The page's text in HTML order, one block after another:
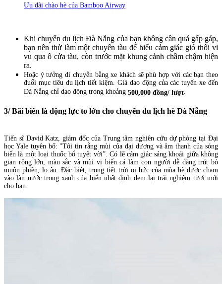
Ưu đãi chào hè của Bamboo Airway
Khi chuyến du lịch Đà Nẵng của bạn không cần quá gấp gáp,
bạn nên thử làm một chuyến tàu để hiểu cảm giác gió thổi vi
vu qua ô cửa tàu, còn trước mặt khung cảnh chầm chậm hiện
ra.
Hoặc ý tưởng di chuyển bằng xe khách sẽ phù hợp với các bạn theo
đuổi mục tiêu du lịch tiết kiệm. Giá dao động của các tuyến xe đến
Đà Nẵng chỉ dao động trong khoảng 500,000 đồng/ lượt.
3/ Bãi biển là động lực to lớn cho chuyến du lịch hè Đà Nẵng
Tiến sĩ David Katz, giám đốc của Trung tâm nghiên cứu dự phòng tại Đại
học Yale tuyên bố: "Tôi tin rằng mùi của đại dương và âm thanh của sóng
biển là một loại thuốc bổ tuyệt vời”. Có lẽ cảm giác sảng khoái giữa không
gian rộng lớn, màu sắc và mùi vị biển cả làm con người dễ dàng trút bỏ
muộn phiền, lo âu. Đặc biệt, trong tiết trời oi bức của mùa hè được chạm
vào làn nước trong xanh của biển nhất định đem lại trải nghiệm tươi mới
cho bạn.